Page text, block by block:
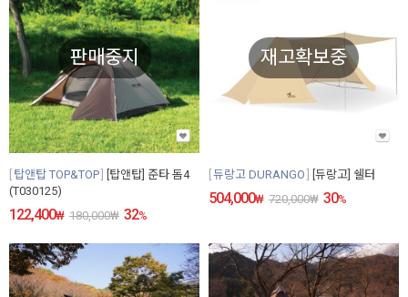
판매중지
탑앤탑 TOP&TOP
[탑앤탑] 준타 돔4
(T030125)
122,400₩ 180,000₩ 32%
재고확보중
듀랑고 DURANGO [듀랑고] 쉘터
504,000₩ 720,000₩ 30%